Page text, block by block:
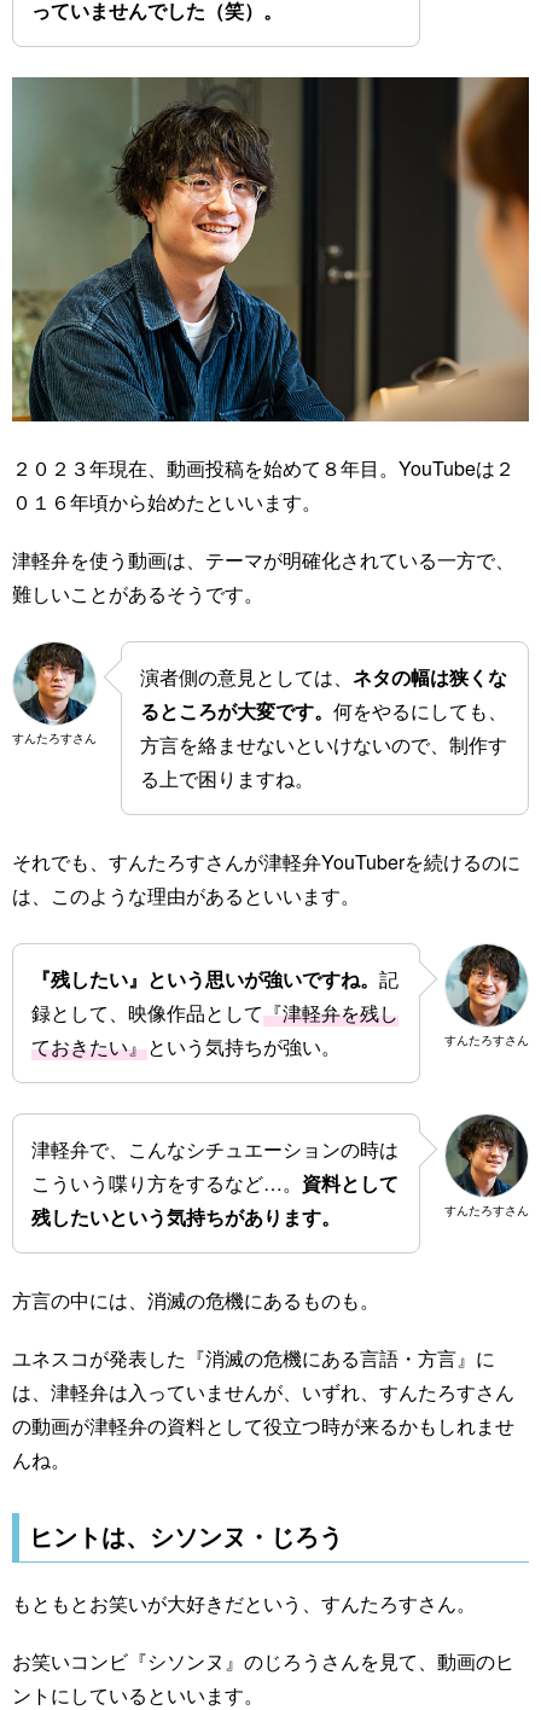
っていませんでした（笑）。
２０２３年現在、動画投稿を始めて８年目。YouTubeは２
０１６年頃から始めたといいます。
津軽弁を使う動画は、テーマが明確化されている一方で、
難しいことがあるそうです。
すんたろすさん
演者側の意見としては、 ネタの幅は狭くな
るところが大変です。 何をやるにしても、
方言を絡ませないといけないので、制作す
る上で困りますね。
それでも、すんたろすさんが津軽弁YouTuberを続けるのに
は、このような理由があるといいます。
すんたろすさん
『残したい』という思いが強いですね。 記
録として、映像作品として『津軽弁を残し
ておきたい』という気持ちが強い。
すんたろすさん
津軽弁で、こんなシチュエーションの時は
こういう喋り方をするなど…。 資料として
残したいという気持ちがあります。
方言の中には、消滅の危機にあるものも。
ユネスコが発表した『消滅の危機にある言語・方言』に
は、津軽弁は入っていませんが、いずれ、すんたろすさん
の動画が津軽弁の資料として役立つ時が来るかもしれませ
んね。
ヒントは、シソンヌ・じろう
もともとお笑いが大好きだという、すんたろすさん。
お笑いコンビ『シソンヌ』のじろうさんを見て、動画のヒ
ントにしているといいます。